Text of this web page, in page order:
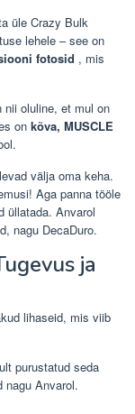
üle Crazy Bulk
lehele – see on
fotosid , mis
nii oluline, et mul on
on kõva, MUSCLE
välja oma keha.
Aga panna tööle
üllatada. Anvarol
nagu DecaDuro.
ja
lihaseid, mis viib
purustatud seda
nagu Anvarol.